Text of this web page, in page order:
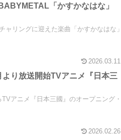
「かすかなはな」
ャリングに迎えた楽曲「かすかなはな」
2026.03.11
より放送開始TVアニメ『日本三
アニメ『日本三國』のオープニング・
2026.02.26